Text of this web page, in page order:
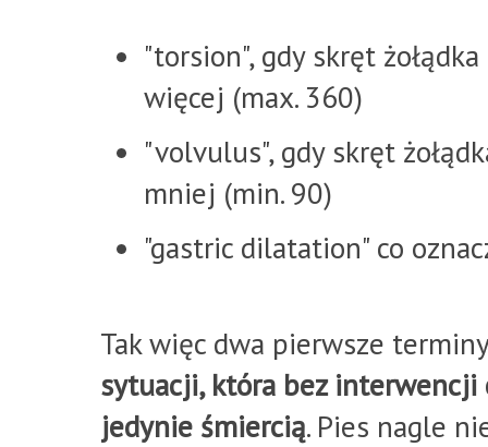
"torsion", gdy skręt
więcej (max. 360)
"volvulus", gdy skręt
mniej (min. 90)
"gastric dilatation" co
Tak więc dwa pierwsze
sytuacji, która bez interwencji
jedynie śmiercią. Pies nagle